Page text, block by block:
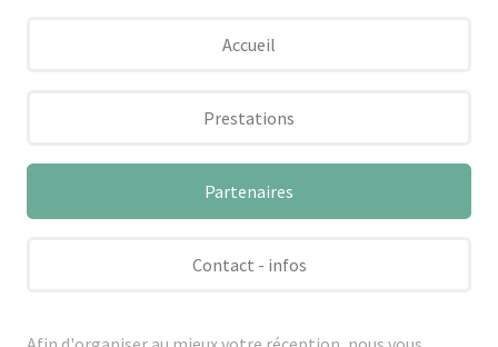
Accueil
Prestations
Partenaires
Contact - infos